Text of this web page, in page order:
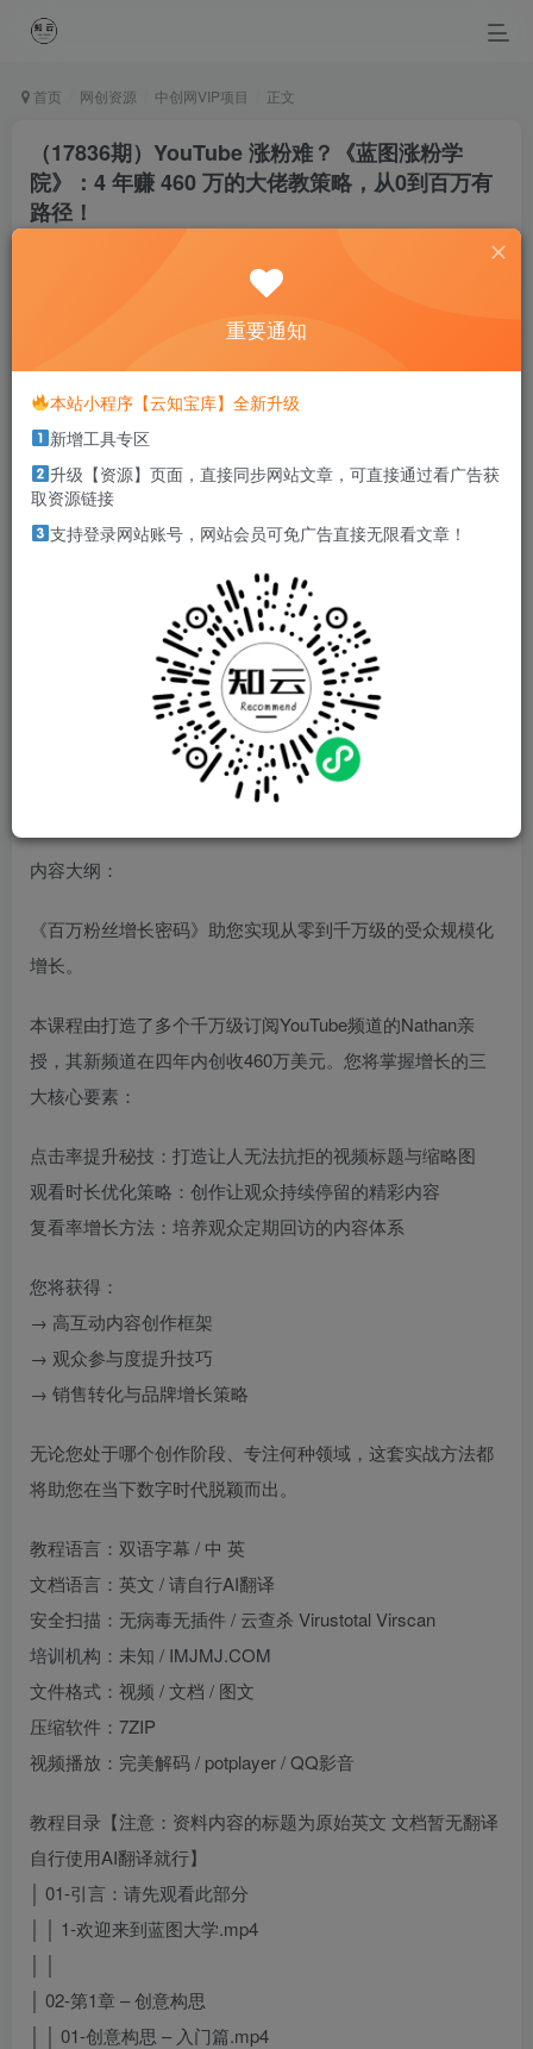
首页 网创资源 中创网VIP项目 正文
（17836期）YouTube 涨粉难？《蓝图涨粉学
院》：4 年赚 460 万的大佬教策略，从0到百万有
路径！
本站部分资源打包为压缩包以方便分享，涉及较多
解压密码，如果你下载的资源需要解压密码，请点
击解压密码
内容大纲：
《百万粉丝增长密码》助您实现从零到千万级的受众规模化
增长。
本课程由打造了多个千万级订阅YouTube频道的Nathan亲
授，其新频道在四年内创收460万美元。您将掌握增长的三
大核心要素：
点击率提升秘技：打造让人无法抗拒的视频标题与缩略图
观看时长优化策略：创作让观众持续停留的精彩内容
复看率增长方法：培养观众定期回访的内容体系
您将获得：
→ 高互动内容创作框架
→ 观众参与度提升技巧
→ 销售转化与品牌增长策略
无论您处于哪个创作阶段、专注何种领域，这套实战方法都
将助您在当下数字时代脱颖而出。
教程语言：双语字幕 / 中 英
文档语言：英文 / 请自行AI翻译
安全扫描：无病毒无插件 / 云查杀 Virustotal Virscan
培训机构：未知 / IMJMJ.COM
文件格式：视频 / 文档 / 图文
压缩软件：7ZIP
视频播放：完美解码 / potplayer / QQ影音
教程目录【注意：资料内容的标题为原始英文 文档暂无翻译
自行使用AI翻译就行】
│ 01-引言：请先观看此部分
│ │ 1-欢迎来到蓝图大学.mp4
│ 02-第1章 – 创意构思
│ │ 01-创意构思 – 入门篇.mp4
重要通知
本站小程序【云知宝库】全新升级
新增工具专区
升级【资源】页面，直接同步网站文章，可直接通过看广告获
取资源链接
支持登录网站账号，网站会员可免广告直接无限看文章！